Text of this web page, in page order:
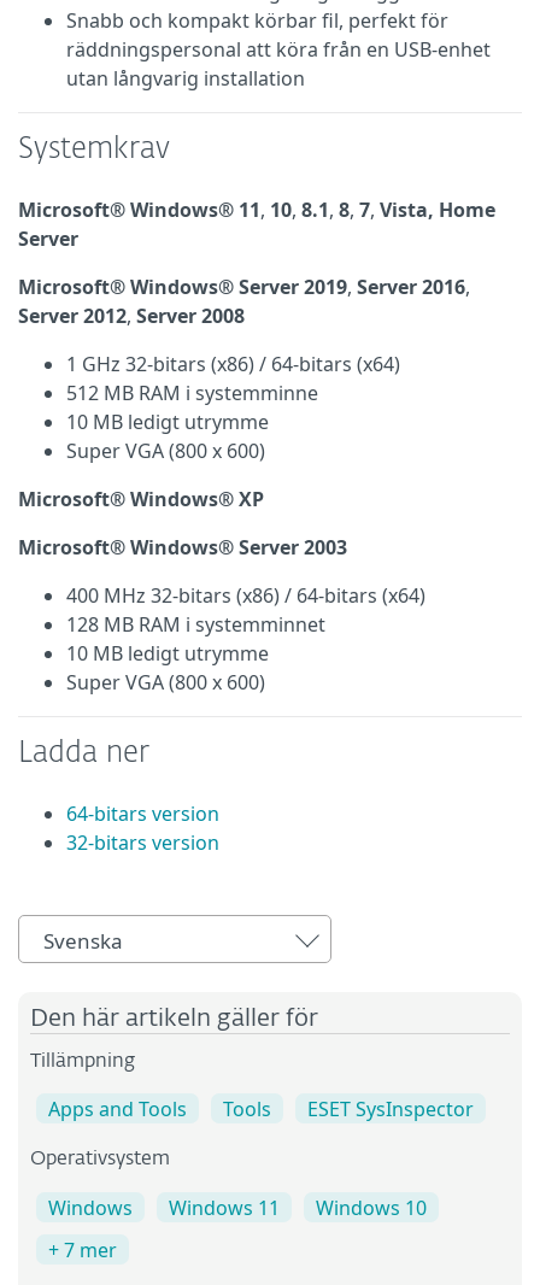
Snabb och kompakt körbar fil, perfekt för
räddningspersonal att köra från en USB-enhet
utan långvarig installation
Systemkrav
Microsoft® Windows® 11, 10, 8.1, 8, 7, Vista, Home
Server
Microsoft® Windows® Server 2019, Server 2016,
Server 2012, Server 2008
1 GHz 32-bitars (x86) / 64-bitars (x64)
512 MB RAM i systemminne
10 MB ledigt utrymme
Super VGA (800 x 600)
Microsoft® Windows® XP
Microsoft® Windows® Server 2003
400 MHz 32-bitars (x86) / 64-bitars (x64)
128 MB RAM i systemminnet
10 MB ledigt utrymme
Super VGA (800 x 600)
Ladda ner
64-bitars version
32-bitars version
Svenska
Den här artikeln gäller för
Tillämpning
Apps and Tools Tools ESET SysInspector
Operativsystem
Windows Windows 11
Windows 10
+ 7 mer